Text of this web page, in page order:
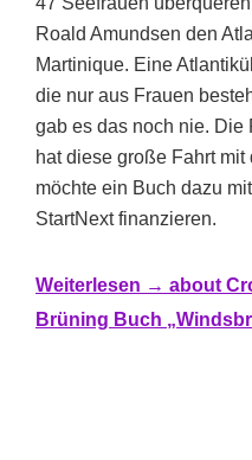
Roald Amundsen den
Martinique. Eine
die nur aus Frauen
gab es das noch nie. Die
hat diese große Fahrt
möchte ein Buch dazu
StartNext finanzieren.
Weiterlesen → about
Brüning Buch